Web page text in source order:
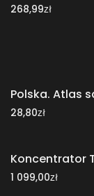
268,99zł
Polska. Atlas
28,80zł
Koncentrator
1 099,00zł